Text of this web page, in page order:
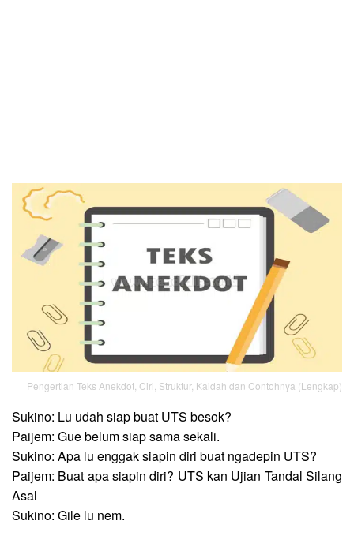
Pengertian Teks Anekdot, Ciri, Struktur, Kaidah dan Contohnya (Lengkap)
Sukino: Lu udah siap buat UTS besok?
Paijem: Gue belum siap sama sekali.
Sukino: Apa lu enggak siapin diri buat ngadepin UTS?
Paijem: Buat apa siapin diri? UTS kan Ujian Tandal Silang
Asal
Sukino: Gile lu nem.